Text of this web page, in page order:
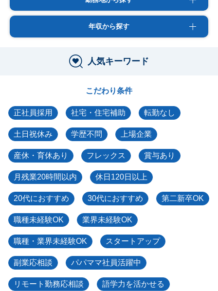
年収から探す
人気キーワード
こだわり条件
正社員採用 社宅・住宅補助 転勤なし
土日祝休み 学歴不問 上場企業
産休・育休あり フレックス 賞与あり
月残業20時間以内 休日120日以上
20代におすすめ 30代におすすめ 第二新卒OK
職種未経験OK 業界未経験OK
職種・業界未経験OK スタートアップ
副業応相談 パパママ社員活躍中
リモート勤務応相談 語学力を活かせる